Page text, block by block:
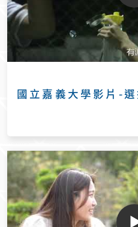
國立嘉義大學影片-